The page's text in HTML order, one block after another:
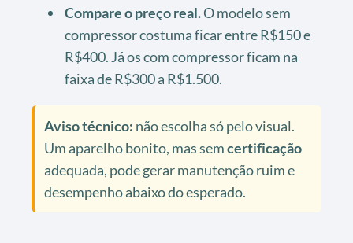
Compare o preço real.O modelo sem
compressor costuma ficar entre R$150 e
R$400. Já os com compressor ficam na
faixa de R$300 a R$1.500.
Aviso técnico: não escolha só pelo visual.
Um aparelho bonito, mas semcertificação
adequada, pode gerar manutenção ruim e
desempenho abaixo do esperado.